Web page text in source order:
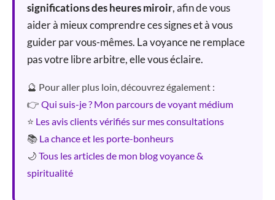
significations des heures miroir, afin de vous
aider à mieux comprendre ces signes et à vous
guider par vous-mêmes. La voyance ne remplace
pas votre libre arbitre, elle vous éclaire.
🔮 Pour aller plus loin, découvrez également :
👉 Qui suis-je ? Mon parcours de voyant médium
⭐ Les avis clients vérifiés sur mes consultations
📚 La chance et les porte-bonheurs
🌙 Tous les articles de mon blog voyance &
spiritualité